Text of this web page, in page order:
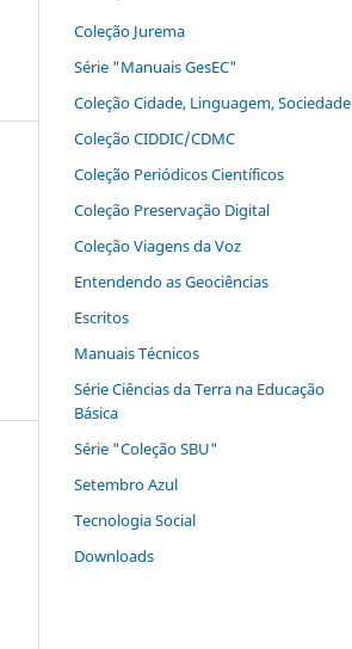
Coleção Jurema
Série "Manuais GesEC"
Coleção Cidade, Linguagem, Sociedade
Coleção CIDDIC/CDMC
Coleção Periódicos Científicos
Coleção Preservação Digital
Coleção Viagens da Voz
Entendendo as Geociências
Escritos
Manuais Técnicos
Série Ciências da Terra na Educação
Básica
Série "Coleção SBU"
Setembro Azul
Tecnologia Social
Downloads